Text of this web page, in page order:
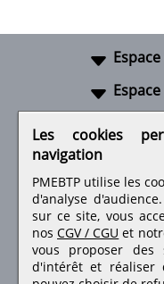
Retrouvez-
Les cookies
navigation
PMEBTP utilise les
d'analyse
sur ce site, vous
nos CGV / CGU et
vous proposer des
d'intérêt et réaliser